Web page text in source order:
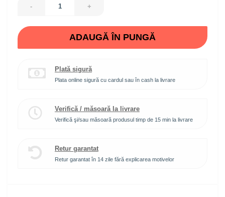
- +
ADAUGĂ ÎN PUNGĂ
Plată sigură
Plata online sigură cu cardul sau în cash la livrare
Verifică / măsoară la livrare
Verifică şi/sau măsoară produsul timp de 15 min la livrare
Retur garantat
Retur garantat în 14 zile fără explicarea motivelor